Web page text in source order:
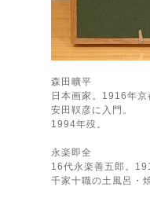
森田曠平
日本画家。1916年京
安田靫彦に入門。
1994年歿。
永楽即全
16代永楽善五郎。
千家十職の土風呂・